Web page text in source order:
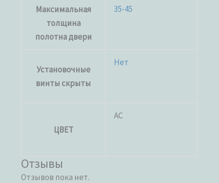
Максимальная
толщина
полотна двери
35-45
Установочные
винты скрыты
Нет
ЦВЕТ
AC
Отзывы
Отзывов пока нет.